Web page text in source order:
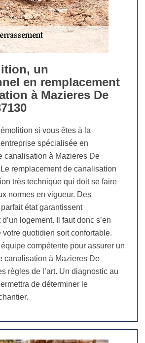
un
en remplacement
à Mazieres De
si vous êtes à la
spécialisée en
canalisation à Mazieres De
remplacement de canalisation
très technique qui doit se faire
normes en vigueur. Des
état garantissent
d’un logement. Il faut donc s’en
votre quotidien soit confortable.
compétente pour assurer un
canalisation à Mazieres De
règles de l’art. Un diagnostic au
de déterminer le